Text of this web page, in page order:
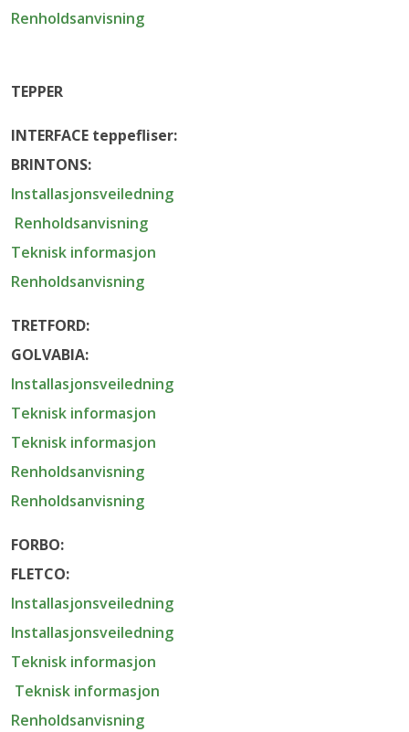
Renholdsanvisning
TEPPER
INTERFACE teppefliser:
BRINTONS:
Installasjonsveiledning
Renholdsanvisning
Teknisk informasjon
Renholdsanvisning
TRETFORD:
GOLVABIA:
Installasjonsveiledning
Teknisk informasjon
Teknisk informasjon
Renholdsanvisning
Renholdsanvisning
FORBO:
FLETCO:
Installasjonsveiledning
Installasjonsveiledning
Teknisk informasjon
Teknisk informasjon
Renholdsanvisning